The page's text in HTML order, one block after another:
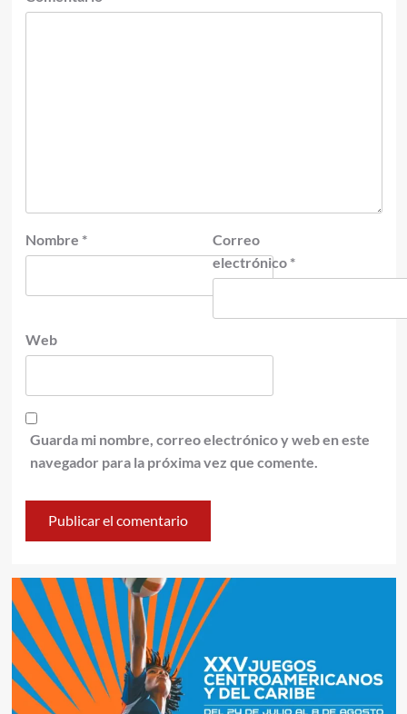
Nombre *
Correo
electrónico *
Web
Guarda mi nombre, correo electrónico y web en este
navegador para la próxima vez que comente.